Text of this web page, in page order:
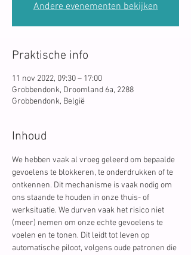
Andere evenementen bekijken
Praktische info
11 nov 2022, 09:30 – 17:00
Grobbendonk, Droomland 6a, 2288
Grobbendonk, België
Inhoud
We hebben vaak al vroeg geleerd om bepaalde
gevoelens te blokkeren, te onderdrukken of te
ontkennen. Dit mechanisme is vaak nodig om
ons staande te houden in onze thuis- of
werksituatie. We durven vaak het risico niet
(meer) nemen om onze echte gevoelens te
voelen en te tonen. Dit leidt tot leven op
automatische piloot, volgens oude patronen die